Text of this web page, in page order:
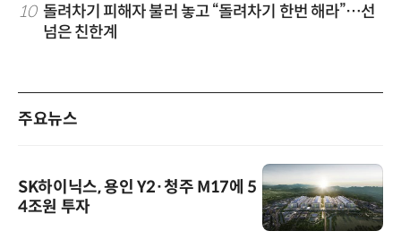
10 돌려차기 피해자 불러 놓고 “돌려차기 한번 해라”…선
넘은 친한계
주요뉴스
SK하이닉스, 용인 Y2·청주 M17에 5
4조원 투자